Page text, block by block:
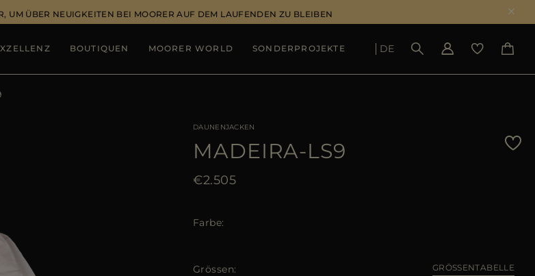
UM ÜBER NEUIGKEITEN BEI MOORER AUF DEM LAUFENDEN ZU BLEIBEN
ERGEBNISSE ANSEHEN
BOUTIQUEN MOORER WORLD SONDERPROJEKTE DE
DAUNENJACKEN
MADEIRA-LS9
€2.505
Farbe
Grössen GRÖSSENTABELLE